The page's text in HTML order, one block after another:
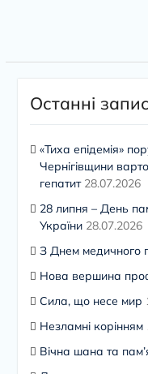
Останні
«Тиха епідемія»
Чернігівщини
гепатит 28.07.2026
28 липня – День
України 28.07.2026
З Днем медичного
Нова вершина
Сила, що несе мир
Незламні корінням
Вічна шана та